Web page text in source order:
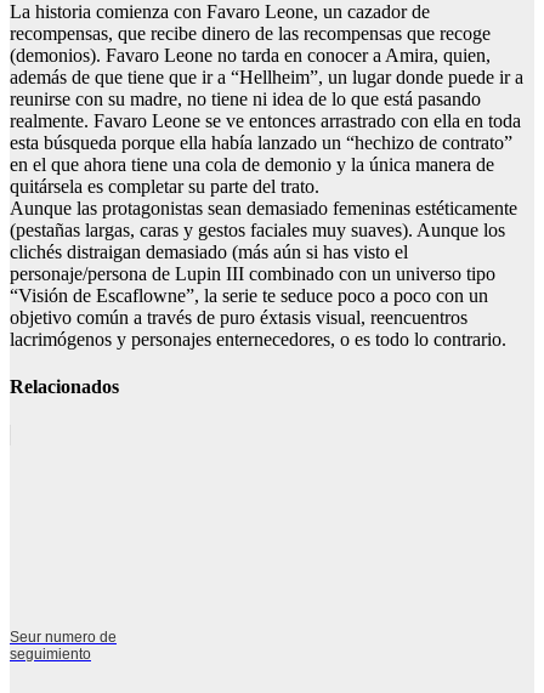
La historia comienza con Favaro Leone, un cazador de
recompensas, que recibe dinero de las recompensas que recoge
(demonios). Favaro Leone no tarda en conocer a Amira, quien,
además de que tiene que ir a “Hellheim”, un lugar donde puede ir a
reunirse con su madre, no tiene ni idea de lo que está pasando
realmente. Favaro Leone se ve entonces arrastrado con ella en toda
esta búsqueda porque ella había lanzado un “hechizo de contrato”
en el que ahora tiene una cola de demonio y la única manera de
quitársela es completar su parte del trato.
Aunque las protagonistas sean demasiado femeninas estéticamente
(pestañas largas, caras y gestos faciales muy suaves). Aunque los
clichés distraigan demasiado (más aún si has visto el
personaje/persona de Lupin III combinado con un universo tipo
“Visión de Escaflowne”, la serie te seduce poco a poco con un
objetivo común a través de puro éxtasis visual, reencuentros
lacrimógenos y personajes enternecedores, o es todo lo contrario.
Relacionados
Seur numero de
seguimiento